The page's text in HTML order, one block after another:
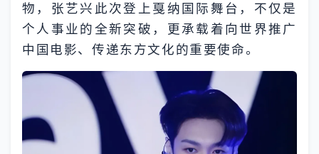
物，张艺兴此次登上戛纳国际舞台，不仅是
个人事业的全新突破，更承载着向世界推广
中国电影、传递东方文化的重要使命。